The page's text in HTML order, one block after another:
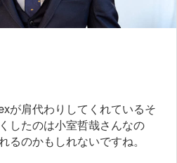
が肩代わりしてくれているそ
したのは小室哲哉さんなの
るのかもしれないですね。